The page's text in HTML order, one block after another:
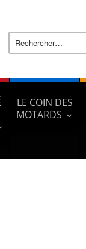
LE COIN DES
MOTARDS